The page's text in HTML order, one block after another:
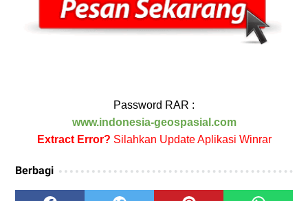
Password RAR :
www.indonesia-geospasial.com
Extract Error? Silahkan Update Aplikasi Winrar
Berbagi